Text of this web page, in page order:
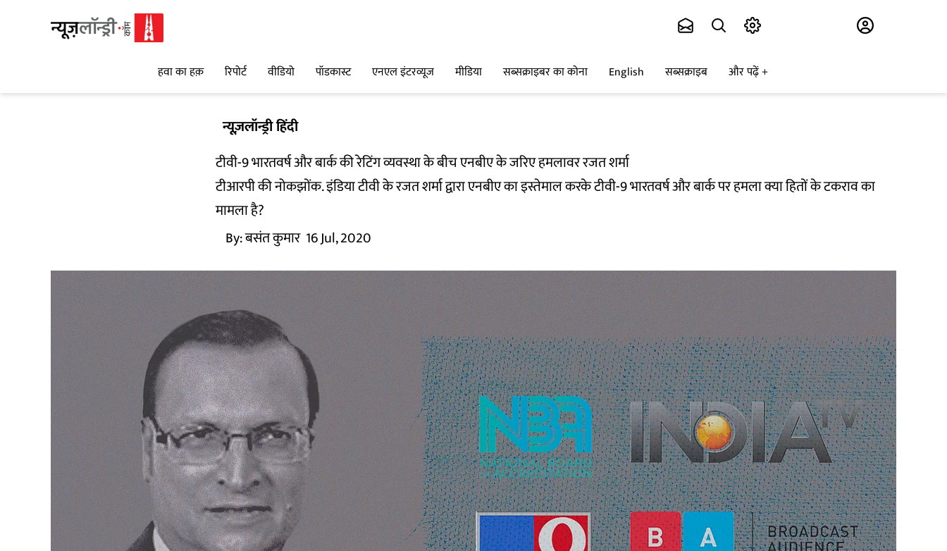
हवा का हक़ रिपोर्ट वीडियो पॉडकास्ट एनएल इंटरव्यूज मीडिया सब्सक्राइबर का कोना English सब्सक्राइब और पढ़ें
न्यूज़लॉन्ड्री हिंदी
टीवी-9 भारतवर्ष और बार्क की रेटिंग व्यवस्था के बीच एनबीए के जरिए हमलावर रजत शर्मा
टीआरपी की नोकझोंक. इंडिया टीवी के रजत शर्मा द्वारा एनबीए का इस्तेमाल करके टीवी-9 भारतवर्ष और बार्क पर हमला क्या हितों के टकराव का
मामला है?
By:बसंत कुमार 16 Jul, 2020